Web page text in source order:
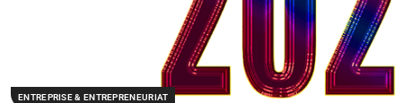
ENTREPRISE & ENTREPRENEURIAT